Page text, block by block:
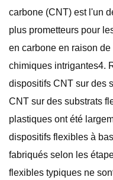
carbone (CNT) est l'un
plus prometteurs pour
en carbone en raison
chimiques intrigantes4.
dispositifs CNT sur des
CNT sur des substrats
plastiques ont été
dispositifs flexibles à
fabriqués selon les
flexibles typiques ne